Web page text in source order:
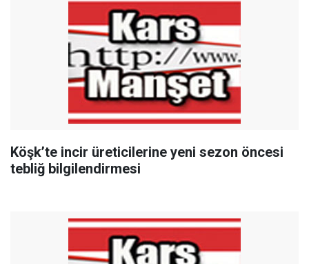
Köşk’te incir üreticilerine yeni sezon öncesi
tebliğ bilgilendirmesi